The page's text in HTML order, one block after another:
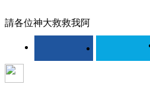
請各位神大救救我阿